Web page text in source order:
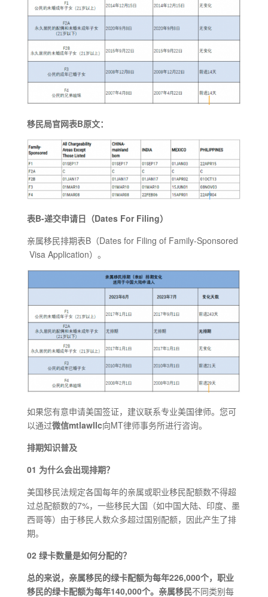
移民局官网表B原文：
表B-递交申请日（Dates For Filing）
亲属移民排期表B（Dates for Filing of Family-Sponsored
Visa Application）。
如果您有意申请美国签证，建议联系专业美国律师。您可
以通过微信mtlawllc向MT律师事务所进行咨询。
排期知识普及
01 为什么会出现排期？
美国移民法规定各国每年的亲属或职业移民配额数不得超
过总配额数的7%，一些移民大国（如中国大陆、印度、墨
西哥等）由于移民人数众多超过国别配额，因此产生了排
期。
02 绿卡数量是如何分配的？
总的来说，亲属移民的绿卡配额为每年226,000个，职业
移民的绿卡配额为每年140,000个。亲属移民不同类别每